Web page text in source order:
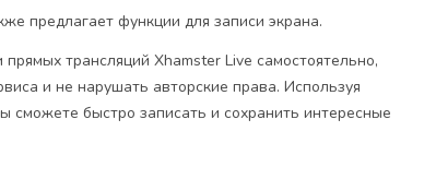
предлагает функции для записи экрана.
трансляций Xhamster Live самостоятельно,
и не нарушать авторские права. Используя
сможете быстро записать и сохранить интересные